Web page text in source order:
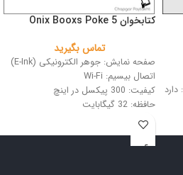
کتابخوان Onix Booxs Poke 5
تماس بگیرید
صفحه نمایش: جوهر الکترونیکی (E-Ink)
اتصال بیسیم: Wi-Fi
کیفیت: 300 پیکسل در اینچ
حافظه: 32 گیگابایت
سایز: 6 اینچ